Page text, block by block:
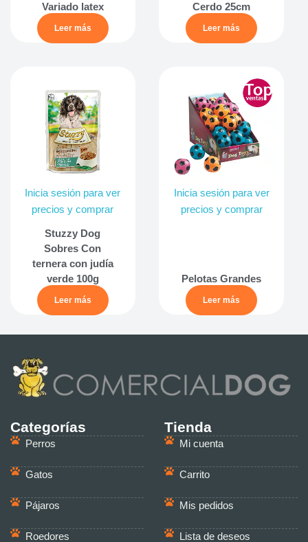
Variado latex
Leer más
Cerdo 25cm
Leer más
Inicia sesión para ver
precios y comprar
Stuzzy Dog
Sobres Con
ternera con judía
verde 100g
Leer más
Inicia sesión para ver
precios y comprar
Pelotas Grandes
Leer más
Categorías
Perros
Gatos
Pájaros
Roedores
Tienda
Mi cuenta
Carrito
Mis pedidos
Lista de deseos